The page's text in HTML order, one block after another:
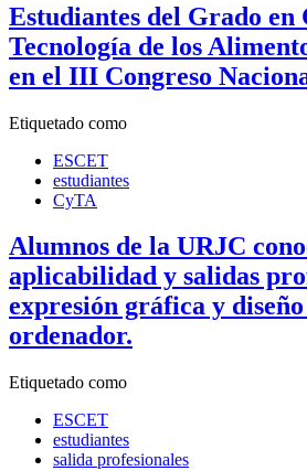
Estudiantes del Grado en
Tecnología de los
en el III Congreso
Etiquetado como
ESCET
estudiantes
CyTA
Alumnos de la URJC
aplicabilidad y salidas
expresión gráfica y
ordenador.
Etiquetado como
ESCET
estudiantes
salida profesionales